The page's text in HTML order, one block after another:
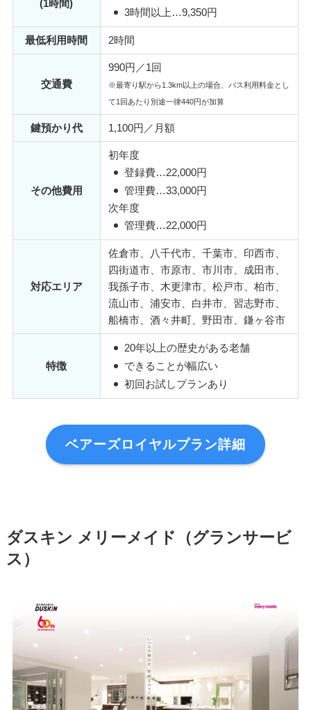
(1時間)
3時間以上…9,350円
最低利用時間 2時間
交通費
990円／1回
※最寄り駅から1.3km以上の場合、バス利用料金とし
て1回あたり別途一律440円が加算
鍵預かり代 1,100円／月額
その他費用
初年度
登録費…22,000円
管理費…33,000円
次年度
管理費…22,000円
対応エリア
佐倉市、八千代市、千葉市、印西市、
四街道市、市原市、市川市、成田市、
我孫子市、木更津市、松戸市、柏市、
流山市、浦安市、白井市、習志野市、
船橋市、酒々井町、野田市、鎌ヶ谷市
特徴
20年以上の歴史がある老舗
できることが幅広い
初回お試しプランあり
ベアーズロイヤルプラン詳細
ダスキン メリーメイド（グランサービ
ス）